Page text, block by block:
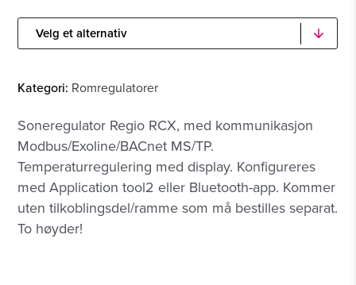
Kategori: Romregulatorer
Soneregulator Regio RCX, med kommunikasjon
Modbus/Exoline/BACnet MS/TP.
Temperaturregulering med display. Konfigureres
med Application tool2 eller Bluetooth-app. Kommer
uten tilkoblingsdel/ramme som må bestilles separat.
To høyder!